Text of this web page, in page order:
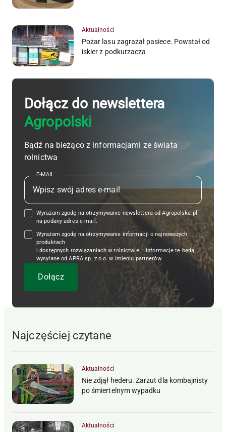
Aktualności
Pożar lasu zagrażał pasiece. Powstał od
iskier z podkurzacza
Dołącz do newslettera
Agropolski
Bądź na bieżąco z informacjami ze świata
rolnictwa
E-MAIL
Wyrażam zgodę na otrzymywanie newslettera od Agropolska.pl
na podany adres e-mail.
Wyrażam zgodę na otrzymywanie informacji o najnowszych
produktach
i dostępnych rozwiązaniach w rolnictwie – informacje te będą
wysyłane od APRA sp. z o.o. w imieniu partnerów.
Najczęściej czytane
Aktualności
Nie zdjął hederu. Zarzut dla kombajnisty
po śmiertelnym wypadku
Aktualności